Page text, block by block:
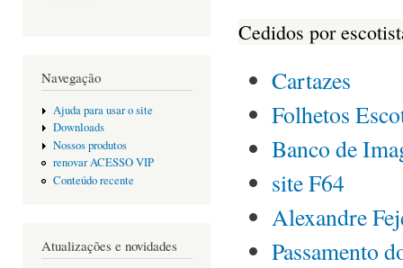
Navegação
Ajuda para usar o site
Downloads
Nossos produtos
renovar ACESSO VIP
Conteúdo recente
Atualizações e novidades
Cedidos por
Cartazes
Folhetos
Banco de
site F64
Alexandre
Passamento